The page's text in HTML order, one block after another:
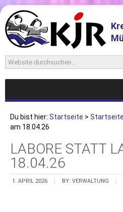
Du bist hier: Startseite > Startseite
am 18.04.26
LABORE STATT
18.04.26
1. APRIL 2026 BY: VERWALTUNG